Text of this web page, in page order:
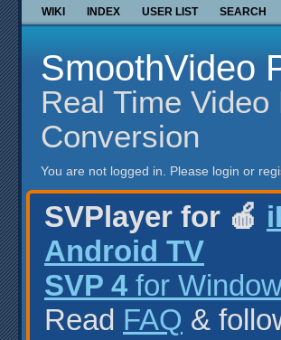
WIKI INDEX USER LIST SEARCH
SmoothVideo
Real Time
Conversion
You are not logged in. Please login or
SVPlayer for 🍎
Android TV
SVP 4 for
Read FAQ &